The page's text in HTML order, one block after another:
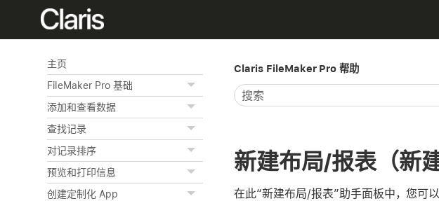
主页
FileMaker Pro 基础
添加和查看数据
查找记录
对记录排序
预览和打印信息
创建定制化 App
Claris FileMaker Pro 帮助
新建布局/报表（新
在此“新建布局/报表”助手面板中，您可